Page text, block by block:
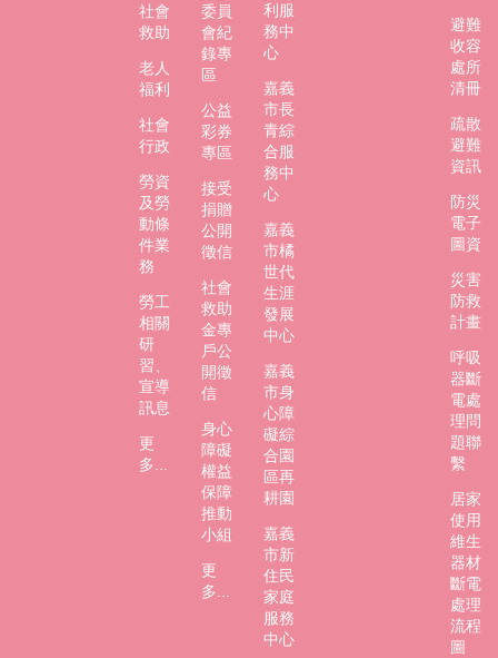
社會
救助
老人
福利
社會
行政
勞資
及勞
動條
件業
務
勞工
相關
研
習、
宣導
訊息
更
多...
委員
會紀
錄專
區
公益
彩券
專區
接受
捐贈
公開
徵信
社會
救助
金專
戶公
開徵
信
身心
障礙
權益
保障
推動
小組
更
多...
利服
務中
心
嘉義
市長
青綜
合服
務中
心
嘉義
市橘
世代
生涯
發展
中心
嘉義
市身
心障
礙綜
合園
區再
耕園
嘉義
市新
住民
家庭
服務
中心
避難
收容
處所
清冊
疏散
避難
資訊
防災
電子
圖資
災害
防救
計畫
呼吸
器斷
電處
理問
題聯
繫
居家
使用
維生
器材
斷電
處理
流程
圖